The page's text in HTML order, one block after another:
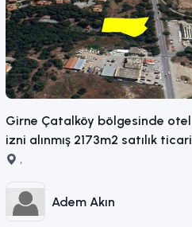
Girne Çatalköy bölgesinde otel
izni alınmış 2173m2 satılık ticari
arsa İLETİŞİM ADEM AKIN
,
Adem Akın